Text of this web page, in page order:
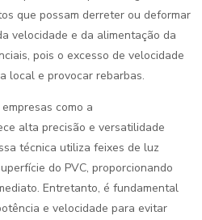
que possam derreter ou deformar
velocidade e da alimentação da
pois o excesso de velocidade
local e provocar rebarbas.
como a
alta precisão e versatilidade
técnica utiliza feixes de luz
do PVC, proporcionando
Entretanto, é fundamental
e velocidade para evitar